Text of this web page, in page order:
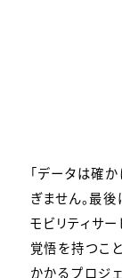
「データは確
ぎません。最
モビリティサ
覚悟を持つこ
かかるプロジ